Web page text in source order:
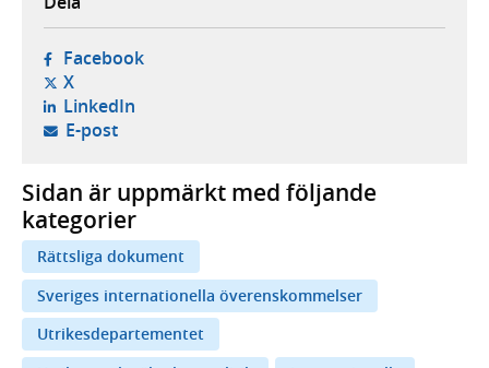
Facebook- öppnas i ny flik, extern webbplats,
X- öppnas i ny flik, extern webbplats,
LinkedIn- öppnas i ny flik, extern webbplats,
E-post- öppnar din e-postklient,
Sidan är uppmärkt med följande
kategorier
Rättsliga dokument
Sveriges internationella överenskommelser
Utrikesdepartementet